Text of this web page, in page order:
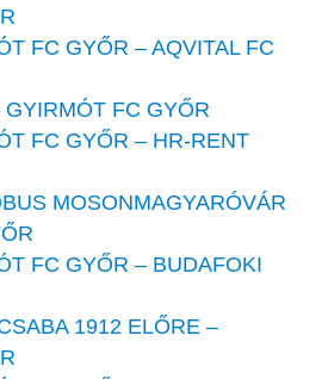
FC GYŐR – AQVITAL FC
FC GYŐR
FC GYŐR – HR-RENT
MOSONMAGYARÓVÁR
FC GYŐR – BUDAFOKI
1912 ELŐRE –